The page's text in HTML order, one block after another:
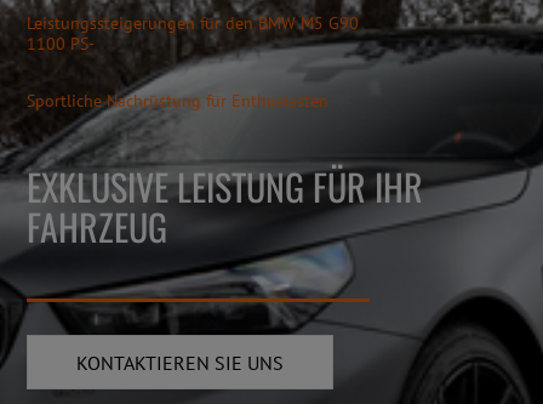
Leistungssteigerungen für den BMW M5 G90
1100 PS-
Sportliche Nachrüstung für Enthusiasten
EXKLUSIVE LEISTUNG FÜR IHR
FAHRZEUG
KONTAKTIEREN SIE UNS